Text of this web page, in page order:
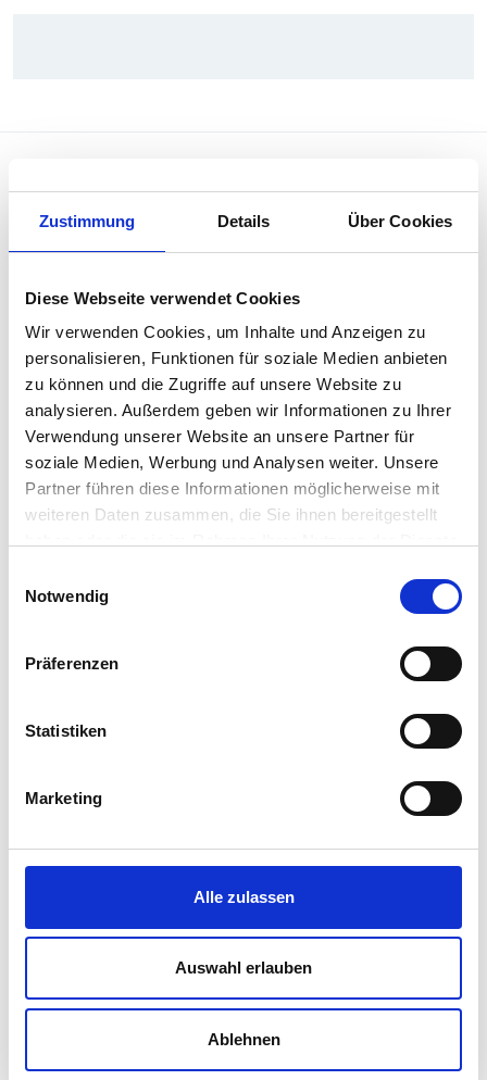
Zustimmung Details Über Cookies
Diese Webseite verwendet Cookies
Wir verwenden Cookies, um Inhalte und Anzeigen zu
personalisieren, Funktionen für soziale Medien anbieten
zu können und die Zugriffe auf unsere Website zu
analysieren. Außerdem geben wir Informationen zu Ihrer
Verwendung unserer Website an unsere Partner für
soziale Medien, Werbung und Analysen weiter. Unsere
Partner führen diese Informationen möglicherweise mit
weiteren Daten zusammen, die Sie ihnen bereitgestellt
Notwendig
Präferenzen
Statistiken
Marketing
Alle zulassen
Auswahl erlauben
Ablehnen
Penso versteht sich als Begleiterin, Ratgeberin
und Inspiratorin für Menschen, die mit Menschen
arbeiten sowie als hybrides
Weiterbildungsangebot für HR- und
Sozialversicherungsfachleute.
Rubriken
Sozialversicherungen
HR
Services
Abonnements
Werbung
ePaper
Veranstaltungen
Newsletter